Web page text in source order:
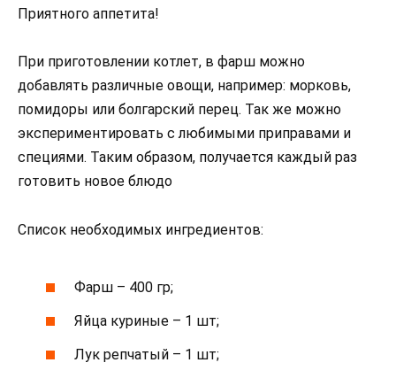
Приятного аппетита!
При приготовлении котлет, в фарш можно
добавлять различные овощи, например: морковь,
помидоры или болгарский перец. Так же можно
экспериментировать с любимыми приправами и
специями. Таким образом, получается каждый раз
готовить новое блюдо
Список необходимых ингредиентов:
Фарш – 400 гр;
Яйца куриные – 1 шт;
Лук репчатый – 1 шт;